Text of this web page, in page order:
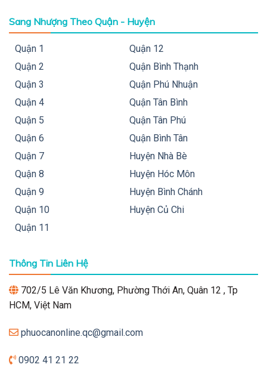
Sang Nhượng Theo Quận - Huyện
Quận 1
Quận 2
Quận 3
Quận 4
Quận 5
Quận 6
Quận 7
Quận 8
Quận 9
Quận 10
Quận 11
Quận 12
Quận Bình Thạnh
Quận Phú Nhuận
Quận Tân Bình
Quận Tân Phú
Quận Bình Tân
Huyện Nhà Bè
Huyện Hóc Môn
Huyện Bình Chánh
Huyện Củ Chi
Thông Tin Liên Hệ
702/5 Lê Văn Khương, Phường Thới An, Quân 12 , Tp
HCM, Việt Nam
phuocanonline.qc@gmail.com
0902 41 21 22